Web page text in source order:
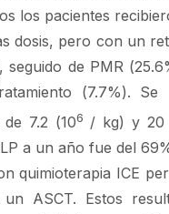
los pacientes
dosis, pero con un
de PMR
(7.7%). Se
7.2 (106 / kg) y 20
a un año fue del
quimioterapia ICE
ASCT. Estos